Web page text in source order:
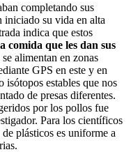
completando sus
iniciado su vida en alta
indica que estos
comida que les dan sus
alimentan en zonas
GPS en este y en
isótopos estables que nos
de presas diferentes.
por los pollos fue
Para los científicos
plásticos es uniforme a